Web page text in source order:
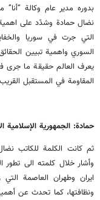
بدوره مدير عام وكالة
نضال حمادة وشدّد على
التي جرت في سوريا
السوري واهمية تبيين
يعرف العالم حقيقة ما جرى
المقاومة في المستقبل
حمادة: الجمهورية الإسلامية
ثم كانت الكلمة للكاتب
وأشار خلال كلمته الى تطور
ايران وطهران العاصمة
ونظافتها، كما تحدث عن